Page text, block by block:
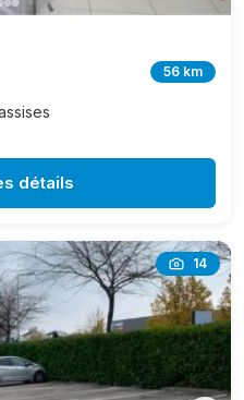
56 km
détails
14